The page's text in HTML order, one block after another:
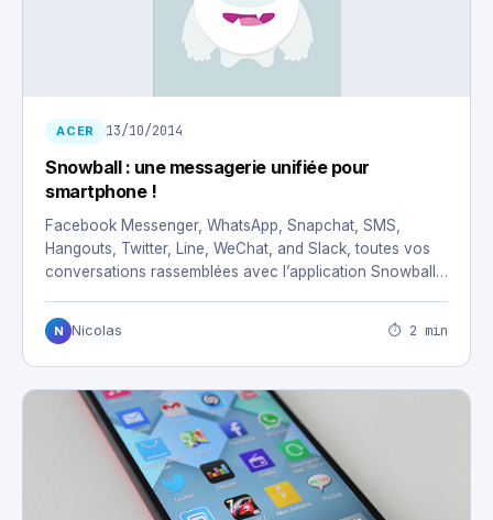
ACER 13/10/2014
Snowball : une messagerie unifiée pour
smartphone !
Facebook Messenger, WhatsApp, Snapchat, SMS,
Hangouts, Twitter, Line, WeChat, and Slack, toutes vos
conversations rassemblées avec l’application Snowball.
N Nicolas ⏱ 2 min